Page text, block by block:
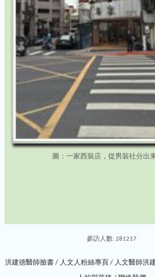
圖：一家西裝店，從男裝社分出
參訪人數: 281217
洪建德醫師臉書 / 人文人粉絲專頁 / 人文醫師洪